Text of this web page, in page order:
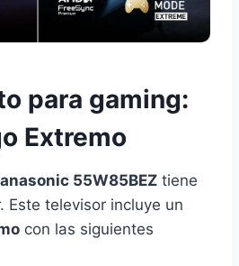
para gaming:
Extremo
55W85BEZ tiene
Este televisor incluye un
con las siguientes